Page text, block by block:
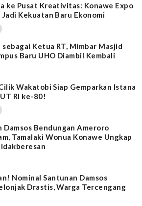
ke Pusat Kreativitas: Konawe Expo
Jadi Kekuatan Baru Ekonomi
Ketua RT, Mimbar Masjid
Baru UHO Diambil Kembali
Wakatobi Siap Gemparkan Istana
RI ke-80!
Damsos Bendungan Ameroro
Tamalaki Wonua Konawe Ungkap
Nominal Santunan Damsos
Drastis, Warga Tercengang